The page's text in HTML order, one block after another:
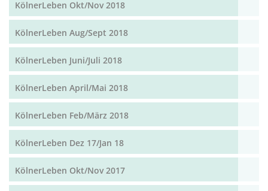
KölnerLeben Okt/Nov 2018
KölnerLeben Aug/Sept 2018
KölnerLeben Juni/Juli 2018
KölnerLeben April/Mai 2018
KölnerLeben Feb/März 2018
KölnerLeben Dez 17/Jan 18
KölnerLeben Okt/Nov 2017